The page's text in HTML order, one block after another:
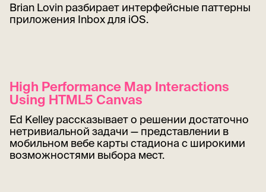
Brian Lovin разбирает интерфейсные паттерны
приложения Inbox для iOS.
High Performance Map Interactions
Using HTML5 Canvas
Ed Kelley рассказывает о решении достаточно
нетривиальной задачи — представлении в
мобильном вебе карты стадиона с широкими
возможностями выбора мест.